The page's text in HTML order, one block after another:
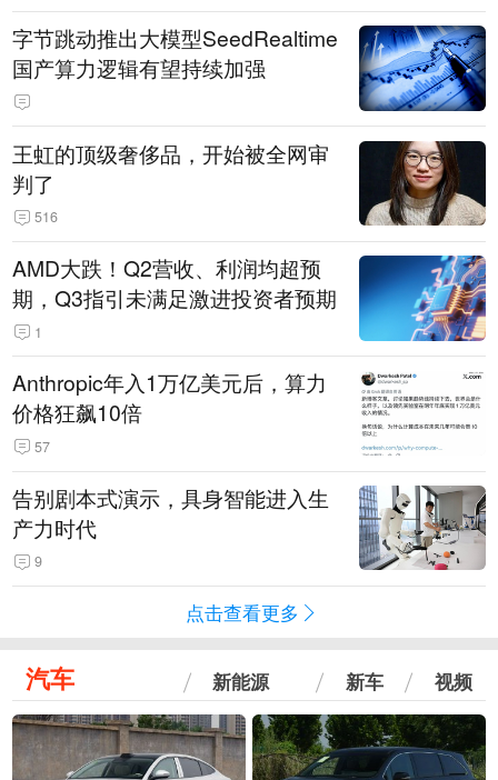
字节跳动推出大模型SeedRealtime
国产算力逻辑有望持续加强
王虹的顶级奢侈品，开始被全网审
判了
516
AMD大跌！Q2营收、利润均超预
期，Q3指引未满足激进投资者预期
1
Anthropic年入1万亿美元后，算力
价格狂飙10倍
57
告别剧本式演示，具身智能进入生
产力时代
9
点击查看更多
汽车 新能源 新车 视频